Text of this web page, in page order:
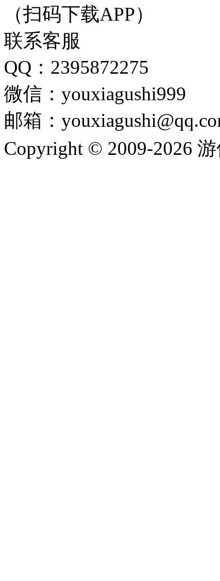
（扫码下载APP）
联系客服
QQ：2395872275
微信：youxiagushi999
邮箱：
Copyright © 2009-2026